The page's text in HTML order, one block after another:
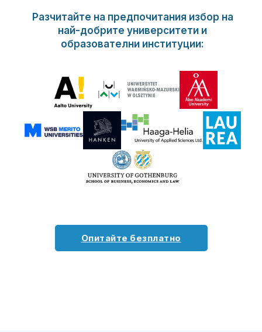
Разчитайте на предпочитания избор на
най-добрите университети и
образователни институции:
Опитайте безплатно